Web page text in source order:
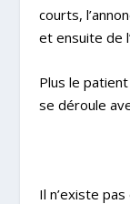
courts,
et ensuite de
Plus le
se déroule
Il n’existe